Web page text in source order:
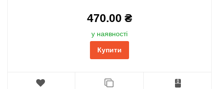
470.00 ₴
у наявності
Купити